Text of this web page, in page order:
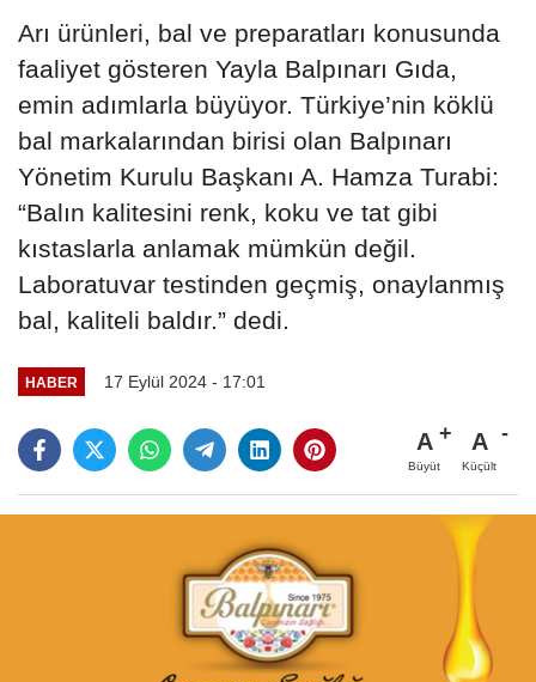
Arı ürünleri, bal ve preparatları konusunda
faaliyet gösteren Yayla Balpınarı Gıda,
emin adımlarla büyüyor. Türkiye’nin köklü
bal markalarından birisi olan Balpınarı
Yönetim Kurulu Başkanı A. Hamza Turabi:
“Balın kalitesini renk, koku ve tat gibi
kıstaslarla anlamak mümkün değil.
Laboratuvar testinden geçmiş, onaylanmış
bal, kaliteli baldır.” dedi.
HABER 17 Eylül 2024 - 17:01
A
Büyüt
A
Küçült